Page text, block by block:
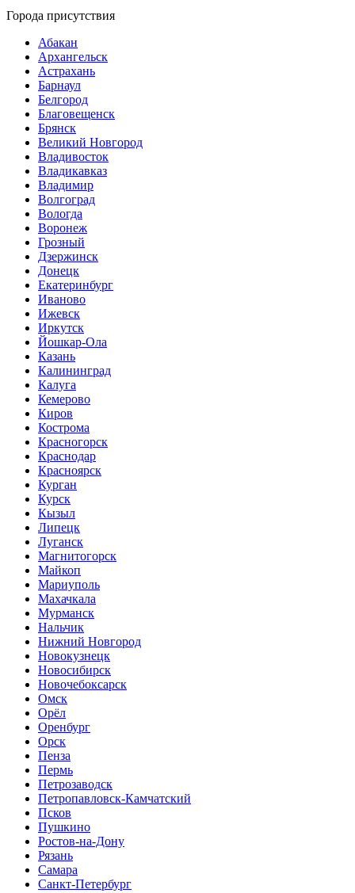
Города присутствия
Абакан
Архангельск
Астрахань
Барнаул
Белгород
Благовещенск
Брянск
Великий Новгород
Владивосток
Владикавказ
Владимир
Волгоград
Вологда
Воронеж
Грозный
Дзержинск
Донецк
Екатеринбург
Иваново
Ижевск
Иркутск
Йошкар-Ола
Казань
Калининград
Калуга
Кемерово
Киров
Кострома
Красногорск
Краснодар
Красноярск
Курган
Курск
Кызыл
Липецк
Луганск
Магнитогорск
Майкоп
Мариуполь
Махачкала
Мурманск
Нальчик
Нижний Новгород
Новокузнецк
Новосибирск
Новочебоксарск
Омск
Орёл
Оренбург
Орск
Пенза
Пермь
Петрозаводск
Петропавловск-Камчатский
Псков
Пушкино
Ростов-на-Дону
Рязань
Самара
Санкт-Петербург